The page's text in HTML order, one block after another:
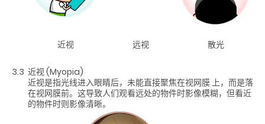
近视 远视 散光
3.3 近视 (Myopia)
近视是指光线进入眼睛后，未能直接聚焦在视网膜 上，而是落
在视网膜前。这导致人们观看远处的物件时影像模糊，但看近
的物件时则影像清晰。